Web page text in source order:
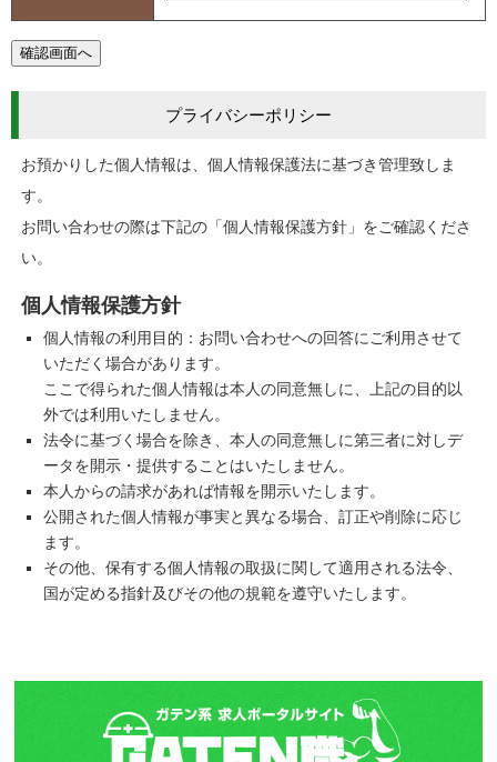
プライバシーポリシー
お預かりした個人情報は、個人情報保護法に基づき管理致しま
す。
お問い合わせの際は下記の「個人情報保護方針」をご確認くださ
い。
個人情報保護方針
個人情報の利用目的：お問い合わせへの回答にご利用させて
いただく場合があります。
ここで得られた個人情報は本人の同意無しに、上記の目的以
外では利用いたしません。
法令に基づく場合を除き、本人の同意無しに第三者に対しデ
ータを開示・提供することはいたしません。
本人からの請求があれば情報を開示いたします。
公開された個人情報が事実と異なる場合、訂正や削除に応じ
ます。
その他、保有する個人情報の取扱に関して適用される法令、
国が定める指針及びその他の規範を遵守いたします。